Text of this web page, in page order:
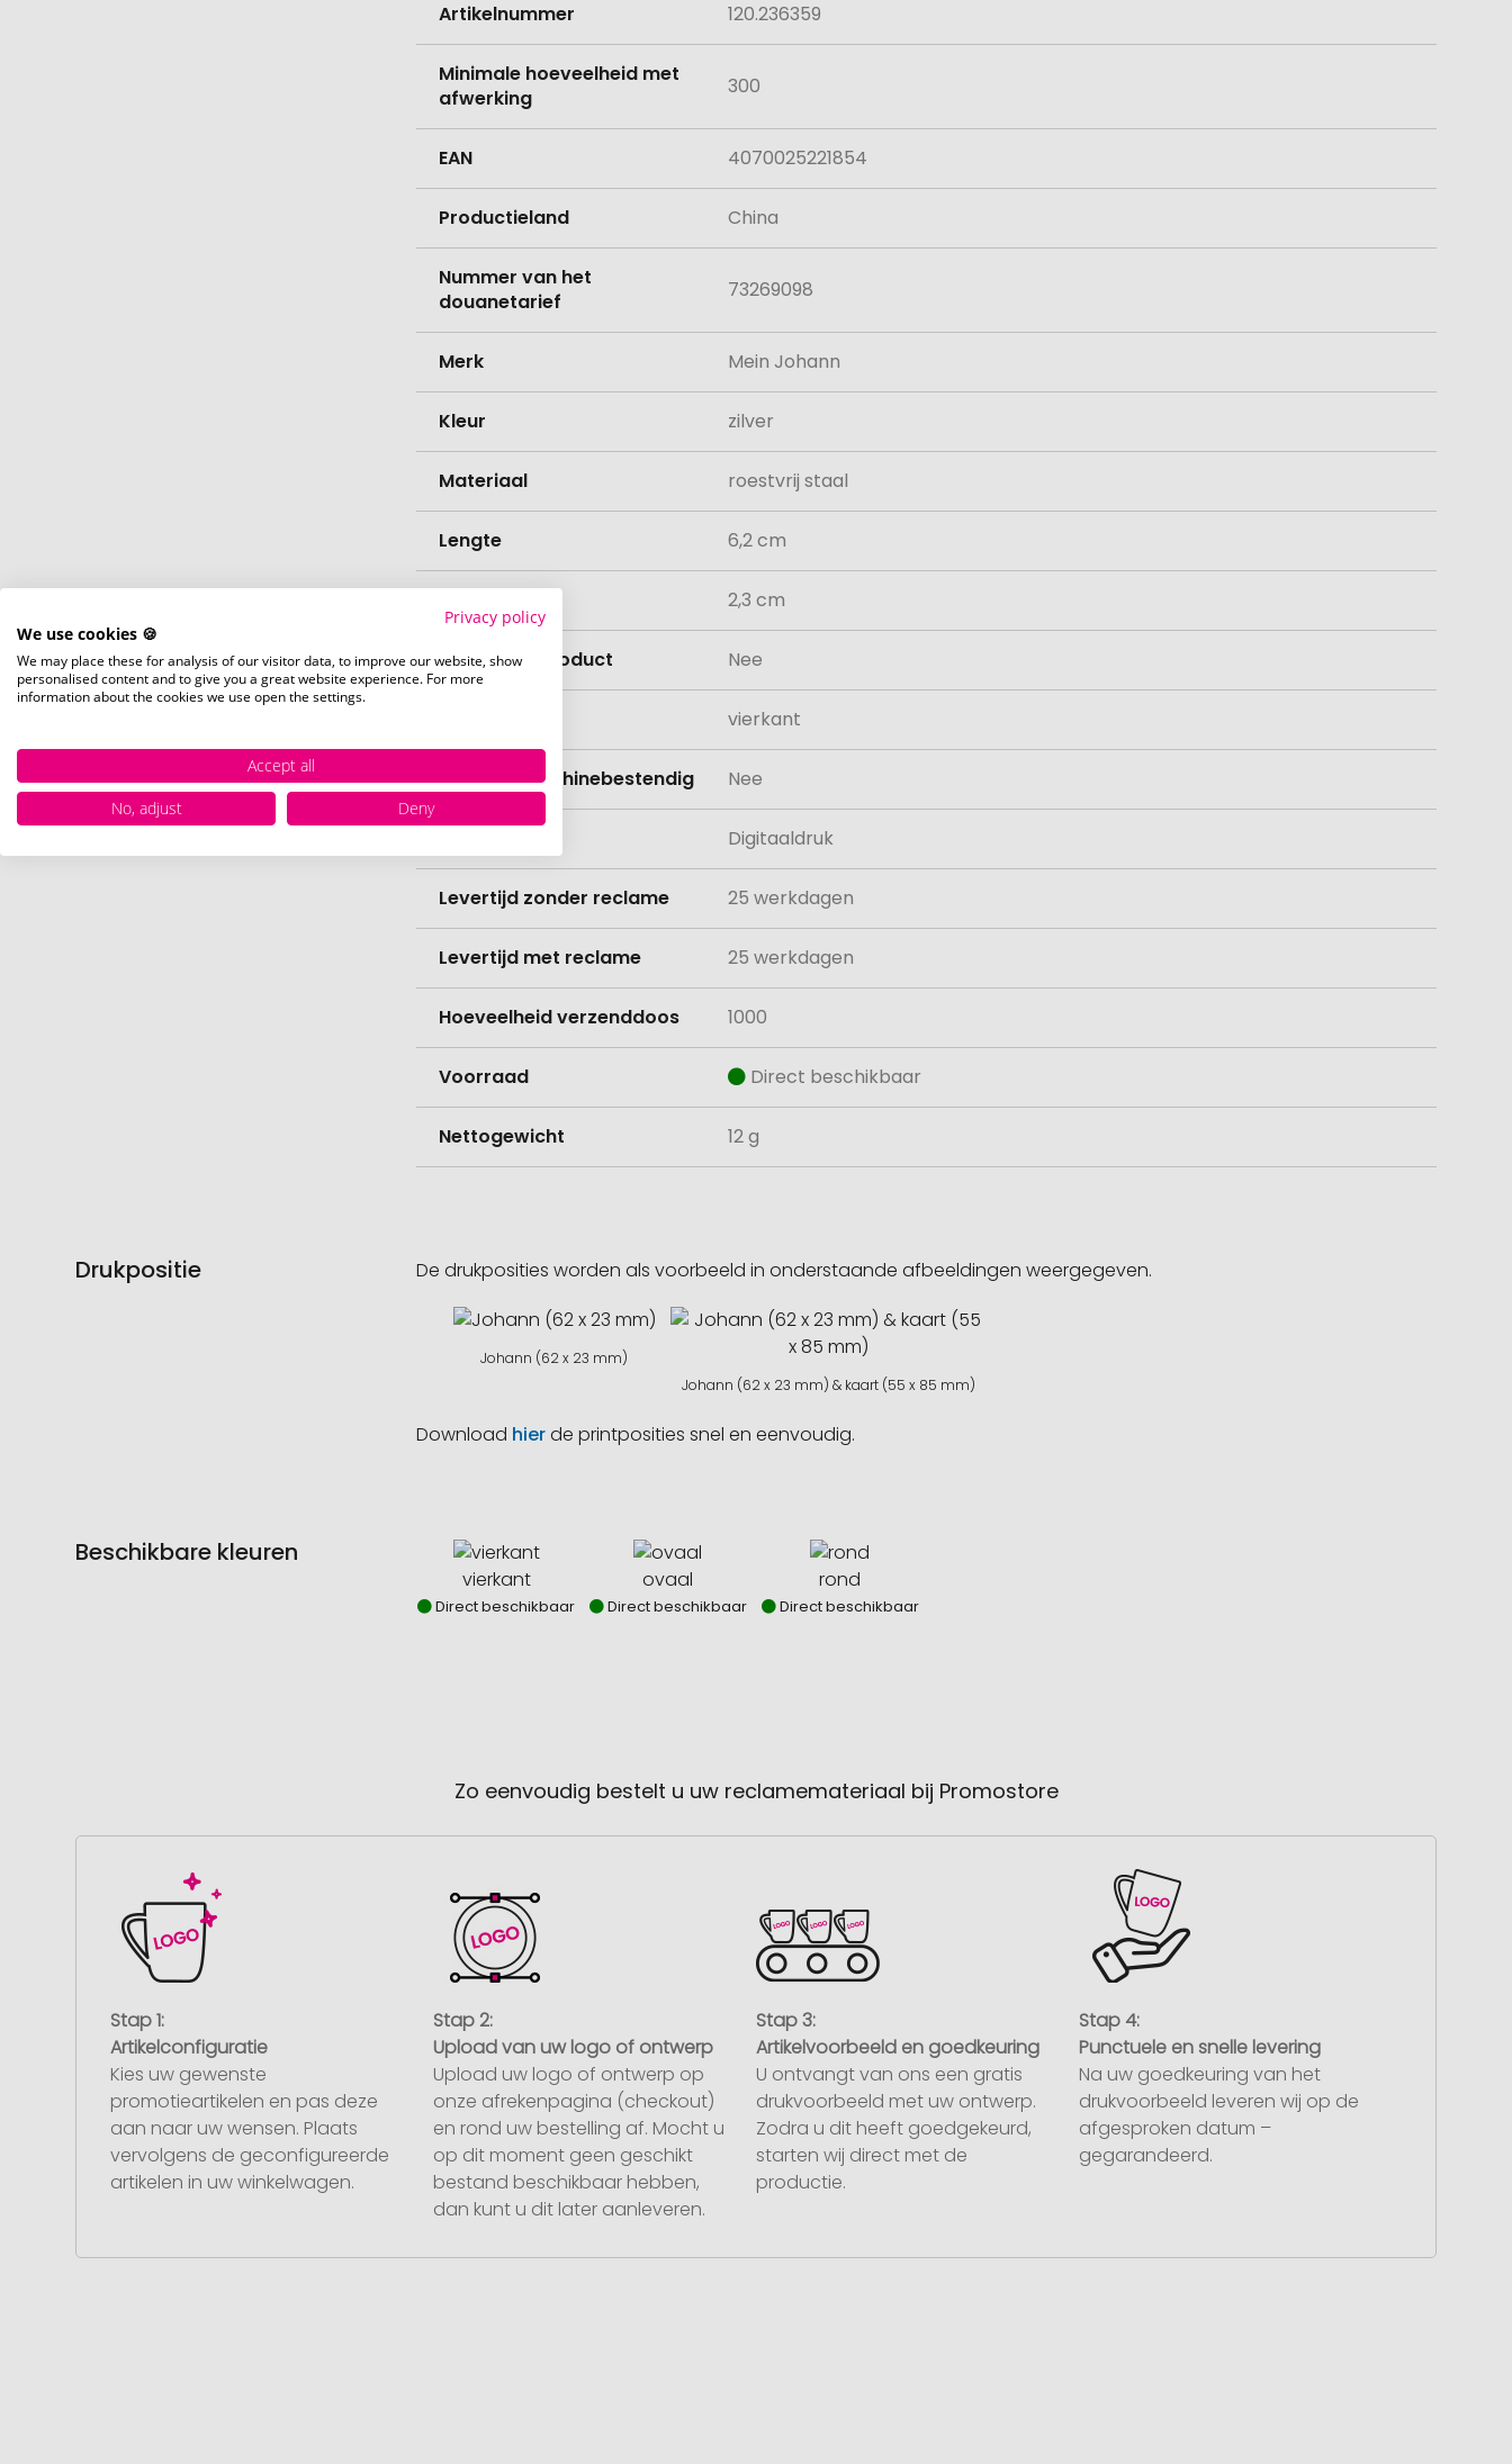
Artikelnummer 120.236359
Minimale hoeveelheid met
afwerking
300
EAN 4070025221854
Productieland China
Nummer van het
douanetarief
73269098
Merk Mein Johann
Kleur zilver
Materiaal roestvrij staal
Lengte 6,2 cm
2,3 cm
Biologisch product Nee
vierkant
vaatwasmachinebestendig Nee
Digitaaldruk
Levertijd zonder reclame 25 werkdagen
Levertijd met reclame 25 werkdagen
Hoeveelheid verzenddoos 1000
Voorraad Direct beschikbaar
Nettogewicht 12 g
Drukpositie De drukposities worden als voorbeeld in onderstaande afbeeldingen weergegeven.
Johann (62 x 23 mm)
Johann (62 x 23 mm) & kaart (55 x 85 mm)
Download hierde printposities snel en eenvoudig.
Beschikbare kleuren
vierkant
Direct beschikbaar
ovaal
Direct beschikbaar
rond
Direct beschikbaar
Zo eenvoudig bestelt u uw reclamemateriaal bij Promostore
Stap 1:
Artikelconfiguratie
Kies uw gewenste
promotieartikelen en pas deze
aan naar uw wensen. Plaats
vervolgens de geconfigureerde
artikelen in uw winkelwagen.
Stap 2:
Upload van uw logo of ontwerp
Upload uw logo of ontwerp op
onze afrekenpagina (checkout)
en rond uw bestelling af. Mocht u
op dit moment geen geschikt
bestand beschikbaar hebben,
dan kunt u dit later aanleveren.
Stap 3:
Artikelvoorbeeld en goedkeuring
U ontvangt van ons een gratis
drukvoorbeeld met uw ontwerp.
Zodra u dit heeft goedgekeurd,
starten wij direct met de
productie.
Stap 4:
Punctuele en snelle levering
Na uw goedkeuring van het
drukvoorbeeld leveren wij op de
afgesproken datum –
gegarandeerd.
Privacy policy
We use cookies 🍪
We may place these for analysis of our visitor data, to improve our website, show
personalised content and to give you a great website experience. For more
information about the cookies we use open the settings.
Accept all
No, adjust
Deny